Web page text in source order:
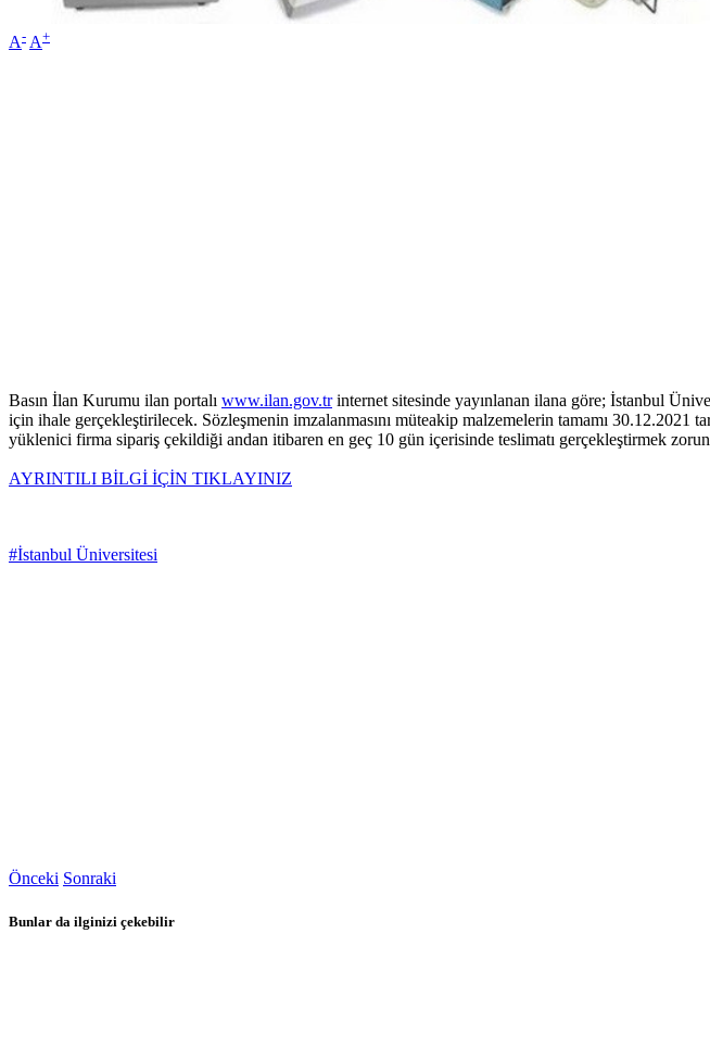
A- A+
Basın İlan Kurumu ilan portalı www.ilan.gov.trinternet sitesinde yayınlanan ilana göre; İstanbul
için ihale gerçekleştirilecek. Sözleşmenin imzalanmasını müteakip malzemelerin tamamı
yüklenici firma sipariş çekildiği andan itibaren en geç 10 gün içerisinde teslimatı gerçekleştirmek
AYRINTILI BİLGİ İÇİN TIKLAYINIZ
#İstanbul Üniversitesi
Önceki Sonraki
Bunlar da ilginizi çekebilir